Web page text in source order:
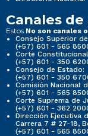
Canales
Estos No son canales
Consejo Superior
(+57) 601 - 565
Corte
(+57) 601 - 350
Consejo de Estado:
(+57) 601 - 350
Comisión Nacional
(+57) 601 - 565
Corte Suprema de
(+57) 601 - 362
Dirección Ejecutiva
Carrera 7 # 27-18,
(+57) 601 - 565